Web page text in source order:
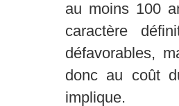
au moins 100
caractère
défavorables,
donc au coût
implique.